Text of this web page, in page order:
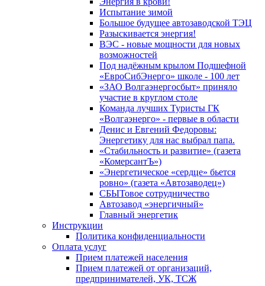
Испытание зимой
Большое будущее автозаводской ТЭЦ
Разыскивается энергия!
ВЭС - новые мощности для новых
возможностей
Под надёжным крылом Подшефной
«ЕвроСибЭнерго» школе - 100 лет
«ЗАО Волгаэнергосбыт» приняло
участие в круглом столе
Команда лучших Туристы ГК
«Волгаэнерго» - первые в области
Денис и Евгений Федоровы:
Энергетику для нас выбрал папа.
«Стабильность и развитие» (газета
«КомерсантЪ»)
«Энергетическое «сердце» бьется
ровно» (газета «Автозаводец»)
СБЫТовое сотрудничество
Автозавод «энергичный»
Главный энергетик
Инструкции
Политика конфиденциальности
Оплата услуг
Прием платежей населения
Прием платежей от организаций,
предпринимателей, УК, ТСЖ